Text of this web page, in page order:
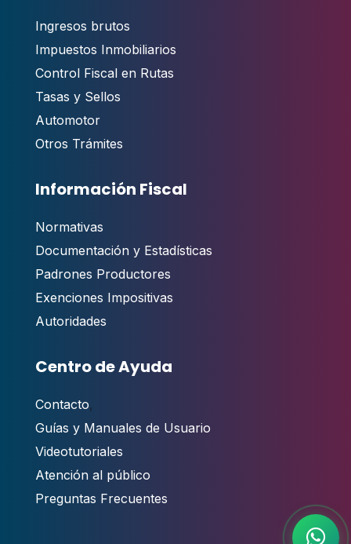
Ingresos brutos
Impuestos Inmobiliarios
Control Fiscal en Rutas
Tasas y Sellos
Automotor
Otros Trámites
Información Fiscal
Normativas
Documentación y Estadísticas
Padrones Productores
Exenciones Impositivas
Autoridades
Centro de Ayuda
Contacto,
Guías y Manuales de Usuario
Videotutoriales
Atención al público
Preguntas Frecuentes